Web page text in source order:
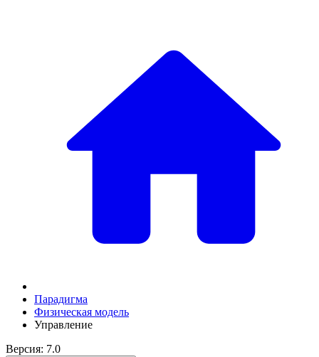
Парадигма
Физическая модель
Управление
Версия: 7.0